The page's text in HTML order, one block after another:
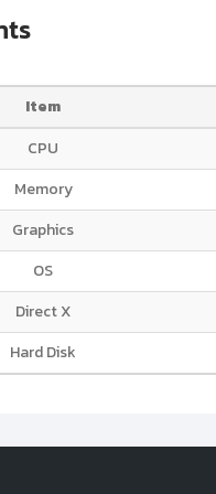
Item
CPU
Memory
Graphics
OS
Direct X
Hard Disk